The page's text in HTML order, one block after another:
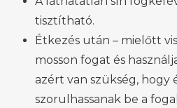
tisztítható.
Étkezés után – mielőtt
mosson fogat és
azért van szükség, hogy
szorulhassanak be a